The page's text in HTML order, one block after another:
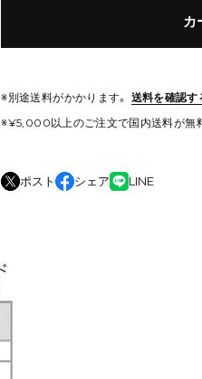
カ
※別途送料がかかります。 送料を確認す
※¥5,000以上のご注文で国内送料が無
ポスト シェア LINE